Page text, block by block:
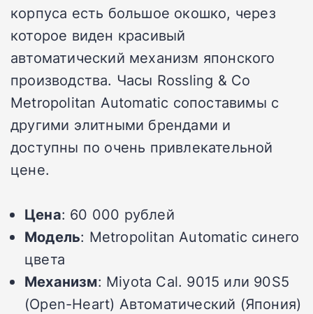
корпуса есть большое окошко, через
которое виден красивый
автоматический механизм японского
производства. Часы Rossling & Co
Metropolitan Automatic сопоставимы с
другими элитными брендами и
доступны по очень привлекательной
цене.
Цена: 60 000 рублей
Модель: Metropolitan Automatic синего
цвета
Механизм: Miyota Cal. 9015 или 90S5
(Open-Heart) Автоматический (Япония)